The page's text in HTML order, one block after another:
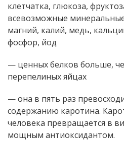
клетчатка, глюкоза,
всевозможные
магний, калий, медь,
фосфор, йод
— ценных белков больше,
перепелиных яйцах
— она в пять раз
содержанию каротина.
человека превращается в
мощным антиоксидантом.